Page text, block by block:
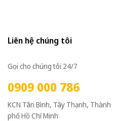
Liên hệ chúng tôi
Gọi cho chúng tôi 24/7
0909 000 786
KCN Tân Bình, Tây Thạnh, Thành
phố Hồ Chí Minh